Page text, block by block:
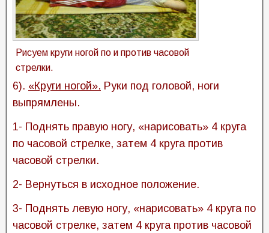
Рисуем круги ногой по и против часовой
стрелки.
6). «Круги ногой». Руки под головой, ноги
выпрямлены.
1- Поднять правую ногу, «нарисовать» 4 круга
по часовой стрелке, затем 4 круга против
часовой стрелки.
2- Вернуться в исходное положение.
3- Поднять левую ногу, «нарисовать» 4 круга по
часовой стрелке, затем 4 круга против часовой